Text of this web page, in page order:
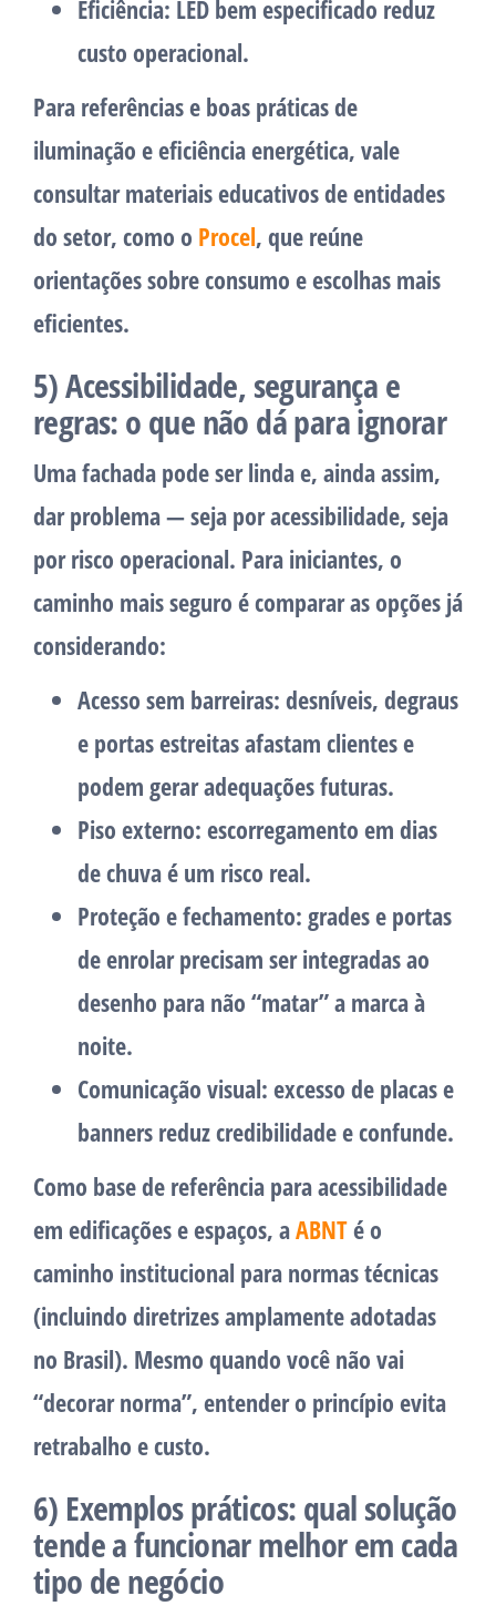
Eficiência: LED bem especificado reduz
custo operacional.
Para referências e boas práticas de
iluminação e eficiência energética, vale
consultar materiais educativos de entidades
do setor, como o Procel, que reúne
orientações sobre consumo e escolhas mais
eficientes.
5) Acessibilidade, segurança e
regras: o que não dá para ignorar
Uma fachada pode ser linda e, ainda assim,
dar problema — seja por acessibilidade, seja
por risco operacional. Para iniciantes, o
caminho mais seguro é comparar as opções já
considerando:
Acesso sem barreiras: desníveis, degraus
e portas estreitas afastam clientes e
podem gerar adequações futuras.
Piso externo: escorregamento em dias
de chuva é um risco real.
Proteção e fechamento: grades e portas
de enrolar precisam ser integradas ao
desenho para não “matar” a marca à
noite.
Comunicação visual: excesso de placas e
banners reduz credibilidade e confunde.
Como base de referência para acessibilidade
em edificações e espaços, aABNTé o
caminho institucional para normas técnicas
(incluindo diretrizes amplamente adotadas
no Brasil). Mesmo quando você não vai
“decorar norma”, entender o princípio evita
retrabalho e custo.
6) Exemplos práticos: qual solução
tende a funcionar melhor em cada
tipo de negócio